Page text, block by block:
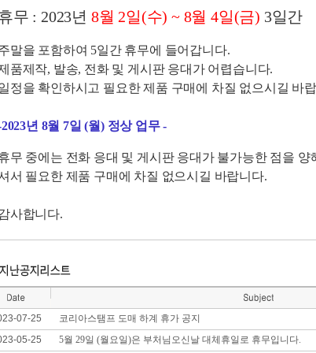
무 : 2023년 8월 2일(수) ~ 8월 4일(금) 3일간
말을 포함하여 5일간 휴무에 들어갑니다.
품제작, 발송, 전화 및 게시판 응대가 어렵습니다.
정을 확인하시고 필요한 제품 구매에 차질 없으시길 바
년 8월 7일 (월) 정상 업무 -
무 중에는 전화 응대 및 게시판 응대가 불가능한 점을
서 필요한 제품 구매에 차질 없으시길 바랍니다.
사합니다.
07-25 코리아스탬프 도매 하계 휴가 공지
05-25
5월 29일 (월요일)은 부처님오신날 대체휴일로 휴무입니다.